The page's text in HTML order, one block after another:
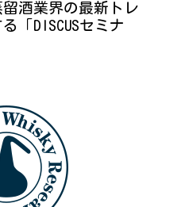
酒業界の最新トレ
「DISCUSセミナ